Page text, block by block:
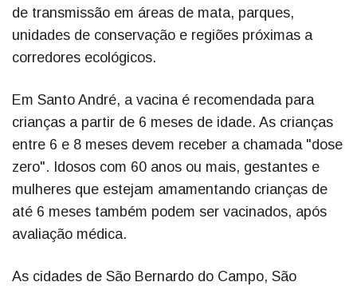
de transmissão em áreas de mata, parques,
unidades de conservação e regiões próximas a
corredores ecológicos.
Em Santo André, a vacina é recomendada para
crianças a partir de 6 meses de idade. As crianças
entre 6 e 8 meses devem receber a chamada "dose
zero". Idosos com 60 anos ou mais, gestantes e
mulheres que estejam amamentando crianças de
até 6 meses também podem ser vacinados, após
avaliação médica.
As cidades de São Bernardo do Campo, São